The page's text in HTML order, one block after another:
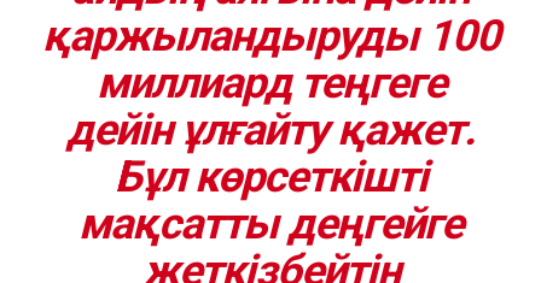
қаржыландыруды 100
миллиард теңгеге
дейін ұлғайту қажет.
Бұл көрсеткішті
мақсатты деңгейге
жеткізбейтін